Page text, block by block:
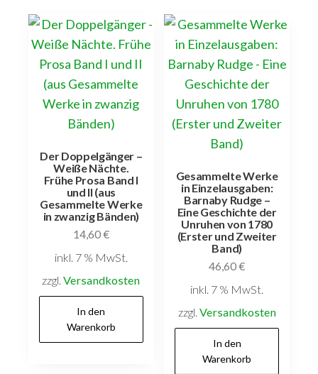
Der Doppelgänger –
Weiße Nächte.
Frühe Prosa Band I
und II (aus
Gesammelte Werke
in zwanzig Bänden)
14,60€
inkl. 7 % MwSt.
zzgl.Versandkosten
In den
Warenkorb
Gesammelte Werke
in Einzelausgaben:
Barnaby Rudge –
Eine Geschichte der
Unruhen von 1780
(Erster und Zweiter
Band)
46,60€
inkl. 7 % MwSt.
zzgl. Versandkosten
In den
Warenkorb